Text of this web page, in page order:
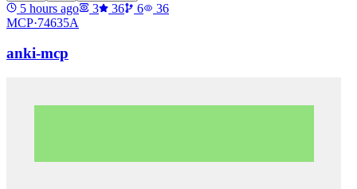
5 hours ago 3 36 6
36
MCP·74635A
anki-mcp